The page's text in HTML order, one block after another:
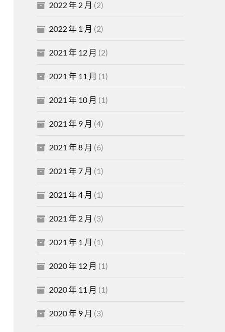
2022 年 2 月 (2)
2022 年 1 月 (2)
2021 年 12 月 (2)
2021 年 11 月 (1)
2021 年 10 月 (1)
2021 年 9 月 (4)
2021 年 8 月 (6)
2021 年 7 月 (1)
2021 年 4 月 (1)
2021 年 2 月 (3)
2021 年 1 月 (1)
2020 年 12 月 (1)
2020 年 11 月 (1)
2020 年 9 月 (3)